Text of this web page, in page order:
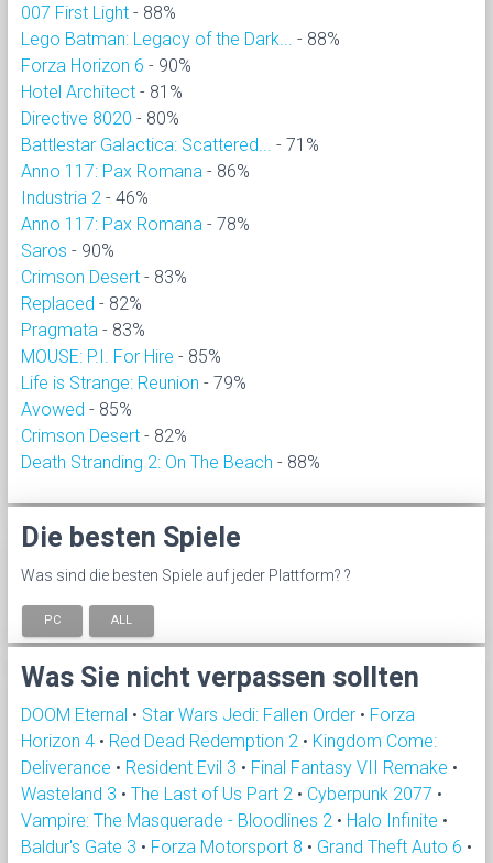
007 First Light - 88%
Lego Batman: Legacy of the Dark...
- 88%
Forza Horizon 6 - 90%
Hotel Architect - 81%
Directive 8020 - 80%
Battlestar Galactica: Scattered...
- 71%
Anno 117: Pax Romana - 86%
Industria 2 - 46%
Anno 117: Pax Romana - 78%
Saros - 90%
Crimson Desert - 83%
Replaced - 82%
Pragmata - 83%
MOUSE: P.I. For Hire - 85%
Life is Strange: Reunion - 79%
Avowed - 85%
Crimson Desert - 82%
Death Stranding 2: On The Beach - 88%
Die besten Spiele
Was sind die besten Spiele auf jeder Plattform? ?
PC ALL
Was Sie nicht verpassen sollten
DOOM Eternal • Star Wars Jedi: Fallen Order • Forza
Horizon 4 • Red Dead Redemption 2 • Kingdom Come:
Deliverance • Resident Evil 3 • Final Fantasy VII Remake •
Wasteland 3 • The Last of Us Part 2 • Cyberpunk 2077 •
Vampire: The Masquerade - Bloodlines 2 • Halo Infinite •
Baldur's Gate 3 • Forza Motorsport 8 • Grand Theft Auto 6 •